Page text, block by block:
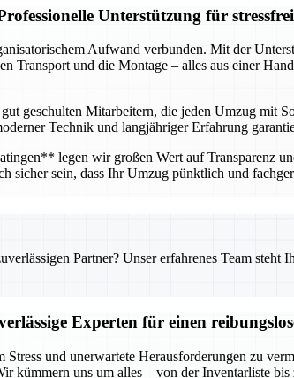
Unterstützung für
Aufwand verbunden. Mit der
Transport und die Montage – alles aus einer
geschulten Mitarbeitern, die jeden Umzug mit
Technik und langjähriger Erfahrung
legen wir großen Wert auf Transparenz
sicher sein, dass Ihr Umzug pünktlich und
Partner? Unser erfahrenes Team
Experten für einen
und unerwartete Herausforderungen zu
kümmern uns um alles – von der Inventarliste